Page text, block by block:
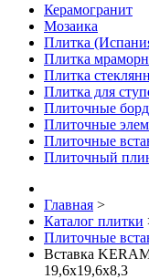
Керамогранит
Мозаика
Плитка
Плитка
Плитка
Плитка для
Плиточные
Плиточные
Плиточные
Плиточный
Главная >
Каталог плитки
Плиточные
Вставка
19,6х19,6х8,3